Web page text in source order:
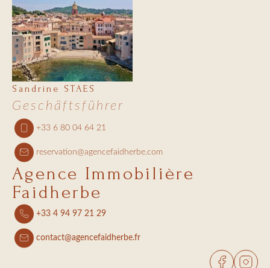
Sandrine STAES
Geschäftsführer
+33 6 80 04 64 21
reservation@agencefaidherbe.com
Agence Immobilière
Faidherbe
+33 4 94 97 21 29
contact@agencefaidherbe.fr